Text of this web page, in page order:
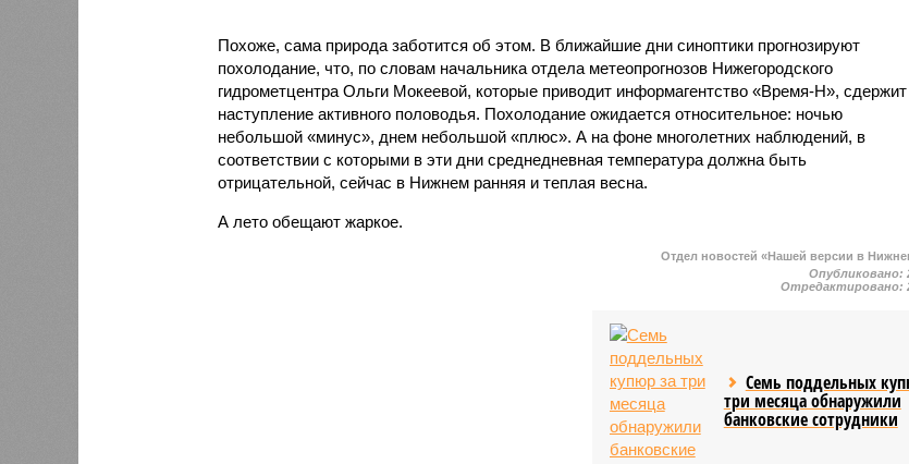
Похоже, сама природа заботится об этом. В ближайшие дни синоптики прогнозируют
похолодание, что, по словам начальника отдела метеопрогнозов Нижегородского
гидрометцентра Ольги Мокеевой, которые приводит информагентство «Время-Н», сдержит
наступление активного половодья. Похолодание ожидается относительное: ночью
небольшой «минус», днем небольшой «плюс». А на фоне многолетних наблюдений, в
соответствии с которыми в эти дни среднедневная температура должна быть
отрицательной, сейчас в Нижнем ранняя и теплая весна.
А лето обещают жаркое.
Отдел новостей «Нашей версии в
Опубликовано:
Отредактировано:
Семь поддельных
три месяца обнаружили
банковские сотрудники